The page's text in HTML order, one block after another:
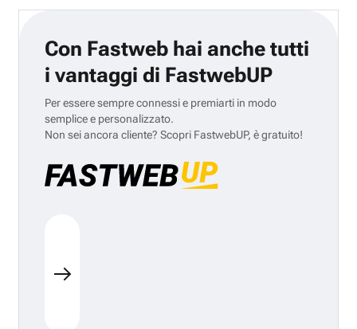
Con Fastweb hai anche tutti
i vantaggi di FastwebUP
Per essere sempre connessi e premiarti in modo
semplice e personalizzato.
Non sei ancora cliente? Scopri FastwebUP, è gratuito!